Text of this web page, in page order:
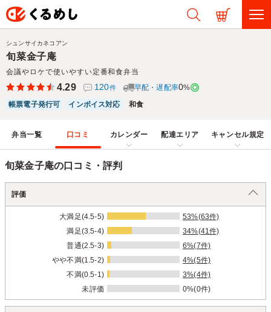
旬菜金子庵
会議やロケで使いやすい定番和食弁当
シュンサイカネコアン
4.29 120件 早配・遅配率0%
帳票電子発行可
インボイス対応 和食
弁当一覧 口コミ カレンダー 配達エリア キャンセル規定
旬菜金子庵の口コミ・評判
評価
大満足(4.5-5)
53%(63件)
満足(3.5-4)
34%(41件)
普通(2.5-3)
6%(7件)
やや不満(1.5-2)
4%(5件)
不満(0.5-1)
3%(4件)
未評価
0%(0件)